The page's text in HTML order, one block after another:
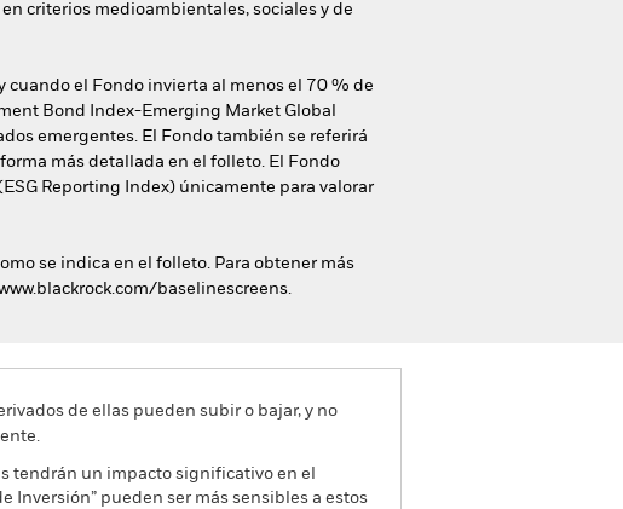
criterios medioambientales, sociales y de
cuando el Fondo invierta al menos el 70 % de
Bond Index-Emerging Market Global
emergentes. El Fondo también se referirá
más detallada en el folleto. El Fondo
Reporting Index) únicamente para valorar
se indica en el folleto. Para obtener más
baselinescreens.
de ellas pueden subir o bajar, y no
tendrán un impacto significativo en el
Inversión” pueden ser más sensibles a estos